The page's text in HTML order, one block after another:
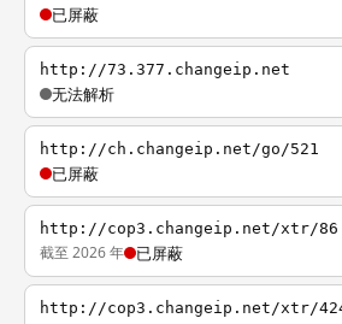
已屏蔽
http://73.377.changeip.net
无法解析
http://ch.changeip.net/go/521
已屏蔽
http://cop3.changeip.net/xtr/86
截至 2026 年 已屏蔽
http://cop3.changeip.net/xtr/